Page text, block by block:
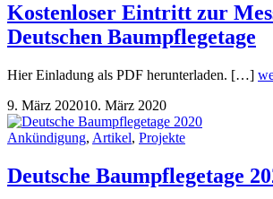
Kostenloser Eintritt zur
Deutschen Baumpflegetage
Hier Einladung als PDF herunterladen. […]
9. März 202010. März 2020
Ankündigung, Artikel, Projekte
Deutsche Baumpflegetage